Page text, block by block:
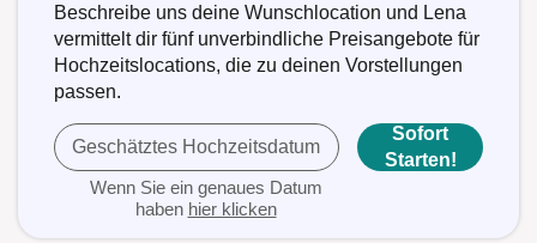
Beschreibe uns deine Wunschlocation und Lena
vermittelt dir fünf unverbindliche Preisangebote für
Hochzeitslocations, die zu deinen Vorstellungen
passen.
Geschätztes Hochzeitsdatum
Wenn Sie ein genaues Datum
haben hier klicken
Sofort
Starten!